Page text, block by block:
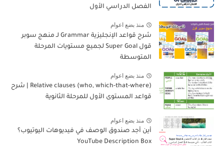
الفصل الدراسي الأول
منذ بضع اعوام
شرح قواعد الإنجليزية Grammar لـ منهج سوبر
قول Super Goal لجميع مستويات المرحلة
المتوسطة
منذ بضع اعوام
Relative clauses (who, which-that-where) | شرح
قواعد المستوى الأول للمرحلة الثانوية
منذ بضع اعوام
أين أجد صندوق الوصف في فيديوهات اليوتيوب؟
YouTube Description Box